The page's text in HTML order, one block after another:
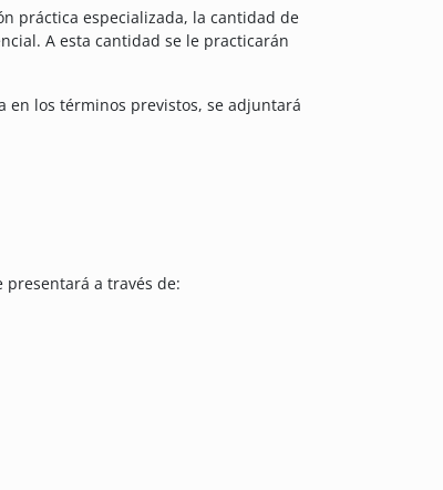
práctica especializada, la cantidad de
A esta cantidad se le practicarán
en los términos previstos, se adjuntará
presentará a través de: